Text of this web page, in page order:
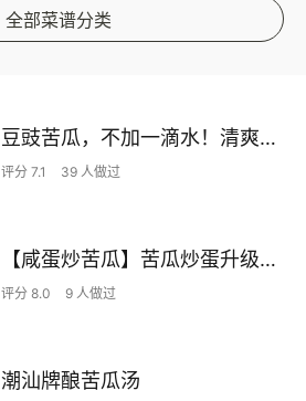
全部菜谱分类
豆豉苦瓜，不加一滴水！清爽有味~
评分 7.1 39 人做过
【咸蛋炒苦瓜】苦瓜炒蛋升级版，滋味浓更下饭！
评分 8.0 9 人做过
潮汕牌酿苦瓜汤